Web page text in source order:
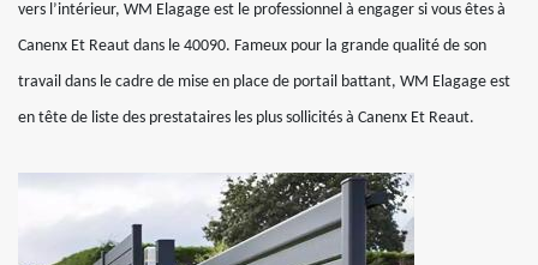
vers l’intérieur, WM Elagage est le professionnel à engager si vous êtes à
Canenx Et Reaut dans le 40090. Fameux pour la grande qualité de son
travail dans le cadre de mise en place de portail battant, WM Elagage est
en tête de liste des prestataires les plus sollicités à Canenx Et Reaut.